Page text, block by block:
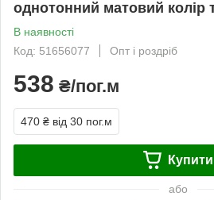
однотонний матовий колір
В наявності
Код: 51656077
Опт і роздріб
538 ₴/пог.м
470 ₴ від 30 пог.м
Купити
або